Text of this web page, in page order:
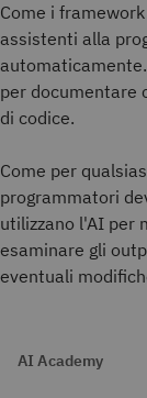
Come i
assistenti alla
per documentare
di codice.
Come per
programmatori
utilizzano l'AI per
esaminare gli
eventuali
AI Academy